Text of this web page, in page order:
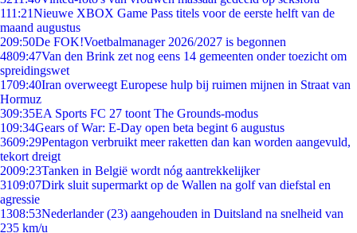
111:21Nieuwe XBOX Game Pass titels voor de eerste helft van de
maand augustus
209:50De FOK!Voetbalmanager 2026/2027 is begonnen
4809:47Van den Brink zet nog eens 14 gemeenten onder toezicht om
spreidingswet
1709:40Iran overweegt Europese hulp bij ruimen mijnen in Straat van
Hormuz
309:35EA Sports FC 27 toont The Grounds-modus
109:34Gears of War: E-Day open beta begint 6 augustus
3609:29Pentagon verbruikt meer raketten dan kan worden aangevuld,
tekort dreigt
2009:23Tanken in België wordt nóg aantrekkelijker
3109:07Dirk sluit supermarkt op de Wallen na golf van diefstal en
agressie
1308:53Nederlander (23) aangehouden in Duitsland na snelheid van
235 km/u